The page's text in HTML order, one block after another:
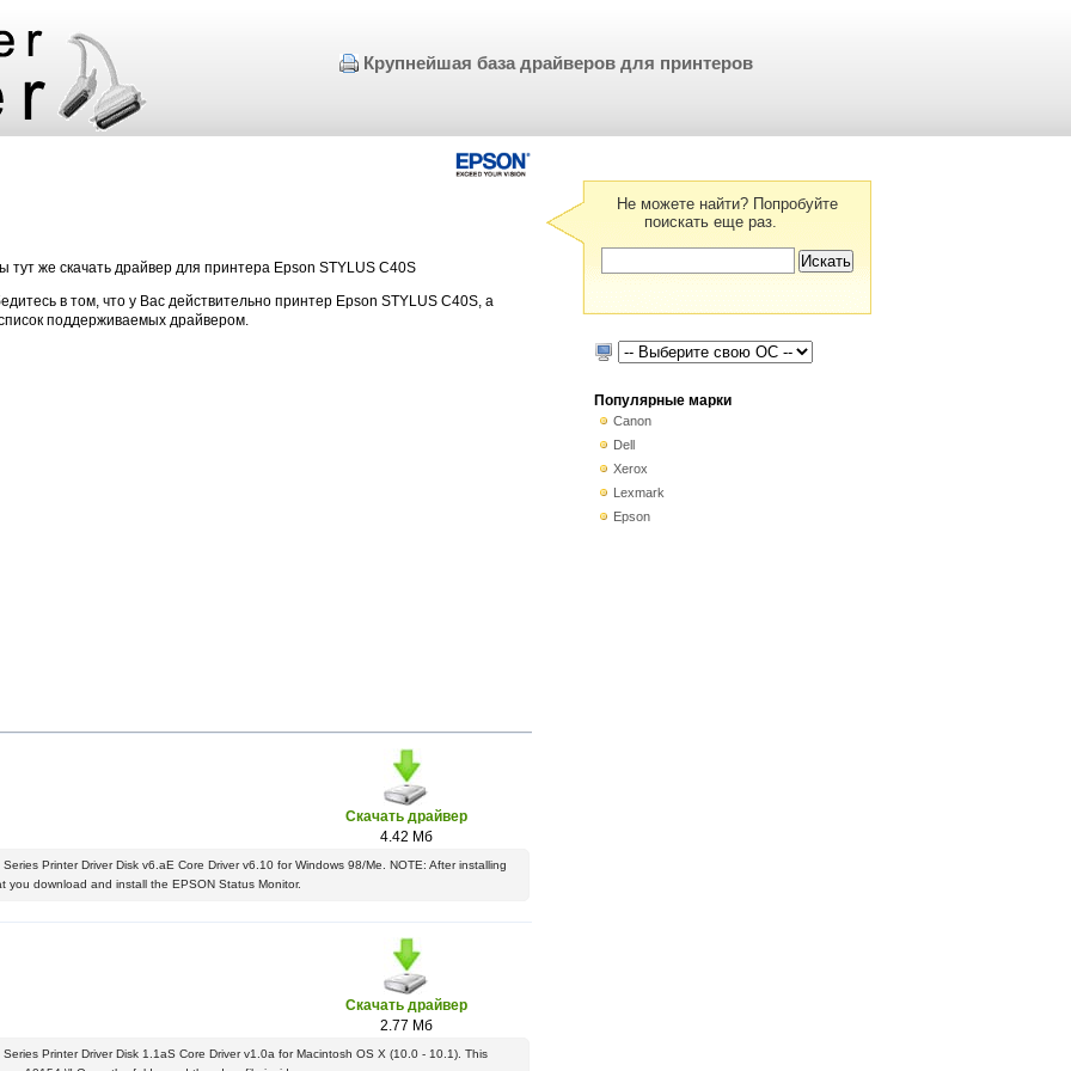
Крупнейшая база драйверов для принтеров
же скачать драйвер для принтера Epson STYLUS C40S
в том, что у Вас действительно принтер Epson STYLUS C40S, а
поддерживаемых драйвером.
Скачать драйвер
4.42 Мб
Printer Driver Disk v6.aE Core Driver v6.10 for Windows 98/Me. NOTE: After installing
you download and install the EPSON Status Monitor.
Скачать драйвер
2.77 Мб
Printer Driver Disk 1.1aS Core Driver v1.0a for Macintosh OS X (10.0 - 10.1). This
Не можете найти? Попробуйте
поискать еще раз.
Популярные марки
Canon
Dell
Xerox
Lexmark
Epson